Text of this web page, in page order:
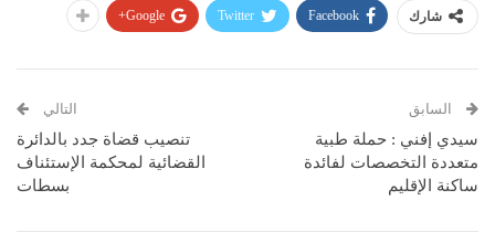
شارك Facebook
Twitter
Google+
السابق
سيدي إفني : حملة طبية
متعددة التخصصات لفائدة
ساكنة الإقليم
التالي
تنصيب قضاة جدد بالدائرة
القضائية لمحكمة الإستئناف
بسطات